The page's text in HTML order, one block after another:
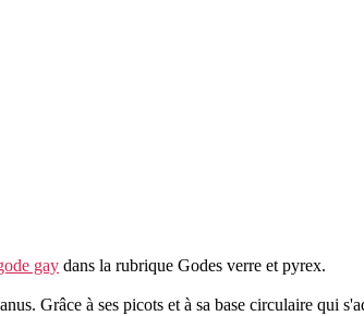
gay dans la rubrique Godes verre et pyrex.
Grâce à ses picots et à sa base circulaire qui